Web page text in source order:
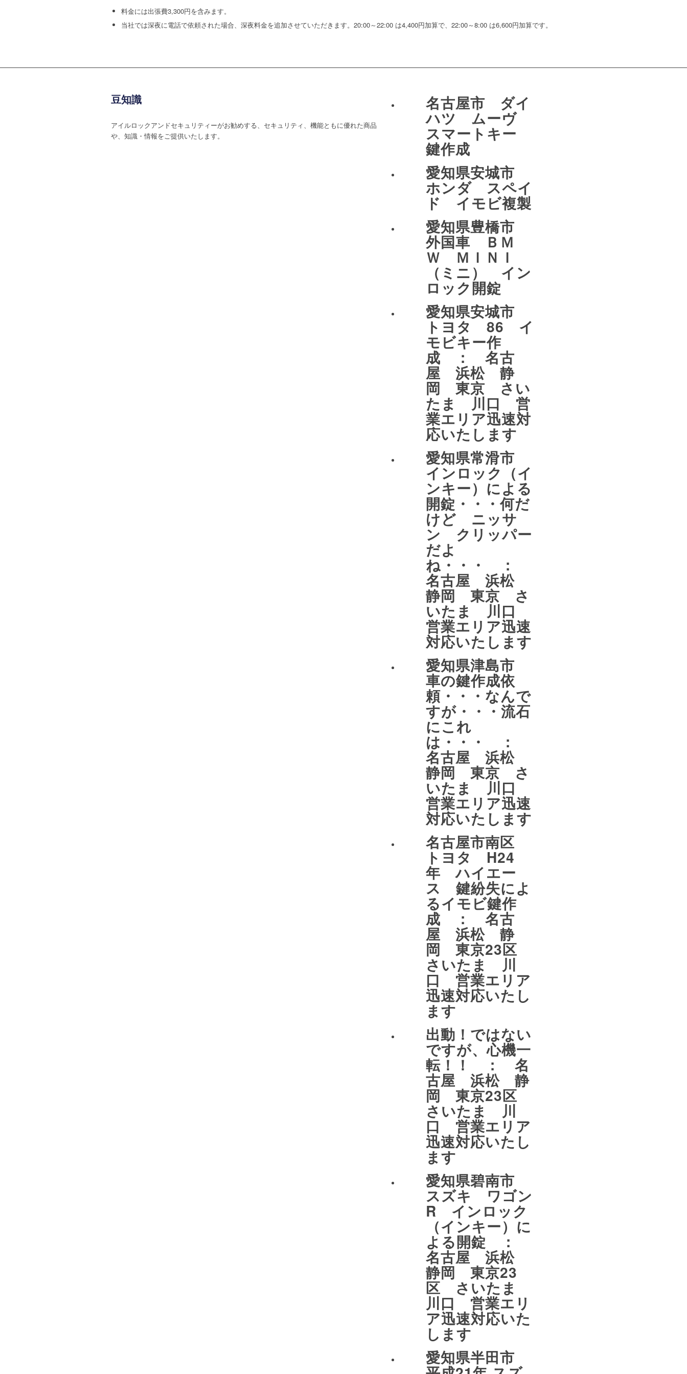
料金には出張費3,300円を含みます。
当社では深夜に電話で依頼された場合、深夜料金を追加させていただきます。20:00～22:00 は4,400円加算で、22:00～8:00 は6,600円加算です。
豆知識
アイルロックアンドセキュリティーがお勧めする、セキュリティ、機能ともに優れた商品
や、知識・情報をご提供いたします。
名古屋市 ダイ
ハツ ムーヴ
スマートキー
鍵作成
愛知県安城市
ホンダ スペイ
ド イモビ複製
愛知県豊橋市
外国車 ＢＭ
Ｗ ＭＩＮＩ
（ミニ） イン
ロック開錠
愛知県安城市
トヨタ 86 イ
モビキー作
成 ： 名古
屋 浜松 静
岡 東京 さい
たま 川口 営
業エリア迅速対
応いたします
愛知県常滑市
インロック（イ
ンキー）による
開錠・・・何だ
けど ニッサ
ン クリッパー
だよ
ね・・・ ：
名古屋 浜松
静岡 東京 さ
いたま 川口
営業エリア迅速
対応いたします
愛知県津島市
車の鍵作成依
頼・・・なんで
すが・・・流石
にこれ
は・・・ ：
名古屋 浜松
静岡 東京 さ
いたま 川口
営業エリア迅速
対応いたします
名古屋市南区
トヨタ H24
年 ハイエー
ス 鍵紛失によ
るイモビ鍵作
成 ： 名古
屋 浜松 静
岡 東京23区
さいたま 川
口 営業エリア
迅速対応いたし
ます
出動！ではない
ですが、心機一
転！！ ： 名
古屋 浜松 静
岡 東京23区
さいたま 川
口 営業エリア
迅速対応いたし
ます
愛知県碧南市
スズキ ワゴン
R インロック
（インキー）に
よる開錠 ：
名古屋 浜松
静岡 東京23
区 さいたま
川口 営業エリ
ア迅速対応いた
します
愛知県半田市